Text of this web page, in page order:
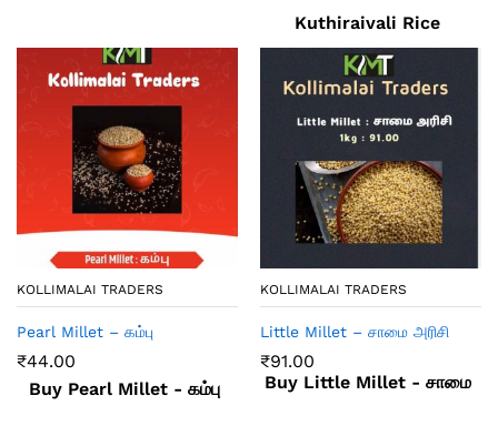
Kuthiraivali Rice
KOLLIMALAI TRADERS
Pearl Millet – கம்பு
₹44.00
Buy Pearl Millet - கம்பு
KOLLIMALAI TRADERS
Little Millet – சாமை அரிசி
₹91.00
Buy Little Millet - சாமை